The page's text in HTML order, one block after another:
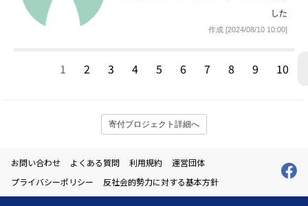
した
作成 [2024/08/10 10:00]
1 2 3 4 5 6 7 8 9 10
寄付プロジェクト詳細へ
お問い合わせ よくある質問 利用規約
運営団体
プライバシーポリシー
反社会的勢力に対する基本方針